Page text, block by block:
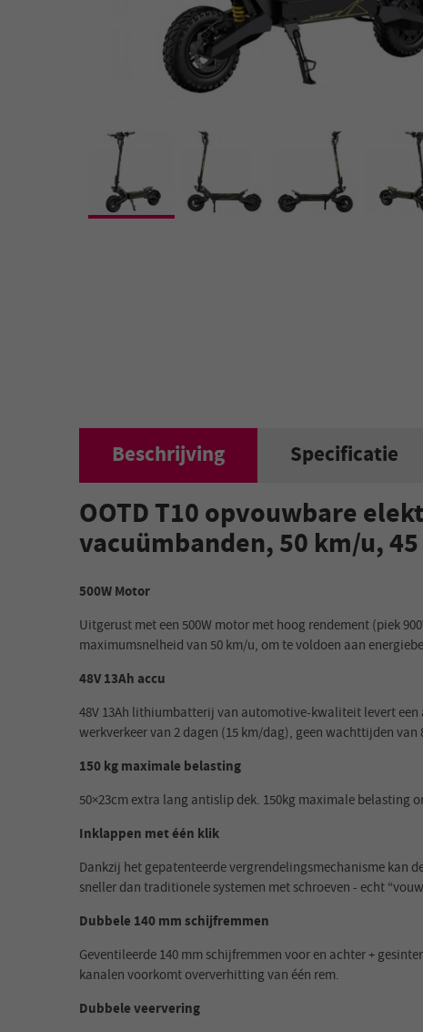
Beschrijving Specificatie
OOTD T10 opvouwbare
vacuümbanden, 50 km/u,
500W Motor
Uitgerust met een 500W motor met hoog rendement (piek
maximumsnelheid van 50 km/u, om te voldoen aan
48V 13Ah accu
48V 13Ah lithiumbatterij van automotive-kwaliteit levert
werkverkeer van 2 dagen (15 km/dag), geen wachttijden van
150 kg maximale belasting
50×23cm extra lang antislip dek. 150kg maximale belasting
Inklappen met één klik
Dankzij het gepatenteerde vergrendelingsmechanisme kan
sneller dan traditionele systemen met schroeven - echt
Dubbele 140 mm schijfremmen
Geventileerde 140 mm schijfremmen voor en achter +
kanalen voorkomt oververhitting van één rem.
Dubbele veervering